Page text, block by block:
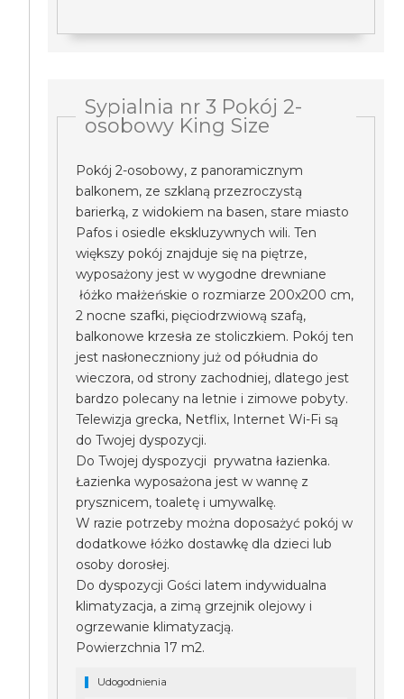
Sypialnia nr 3 Pokój 2-
osobowy King Size
Pokój 2-osobowy, z panoramicznym
balkonem, ze szklaną przezroczystą
barierką, z widokiem na basen, stare miasto
Pafos i osiedle ekskluzywnych wili. Ten
większy pokój znajduje się na piętrze,
wyposażony jest w wygodne drewniane
łóżko małżeńskie o rozmiarze 200x200 cm,
2 nocne szafki, pięciodrzwiową szafą,
balkonowe krzesła ze stoliczkiem. Pokój ten
jest nasłoneczniony już od półudnia do
wieczora, od strony zachodniej, dlatego jest
bardzo polecany na letnie i zimowe pobyty.
Telewizja grecka, Netflix, Internet Wi-Fi są
do Twojej dyspozycji.
Do Twojej dyspozycji prywatna łazienka.
Łazienka wyposażona jest w wannę z
prysznicem, toaletę i umywalkę.
W razie potrzeby można doposażyć pokój w
dodatkowe łóżko dostawkę dla dzieci lub
osoby dorosłej.
Do dyspozycji Gości latem indywidualna
klimatyzacja, a zimą grzejnik olejowy i
ogrzewanie klimatyzacją.
Powierzchnia 17 m2.
Udogodnienia